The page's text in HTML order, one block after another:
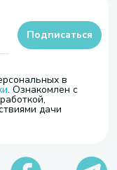
в
. Ознакомлен с
дачи
Подписаться